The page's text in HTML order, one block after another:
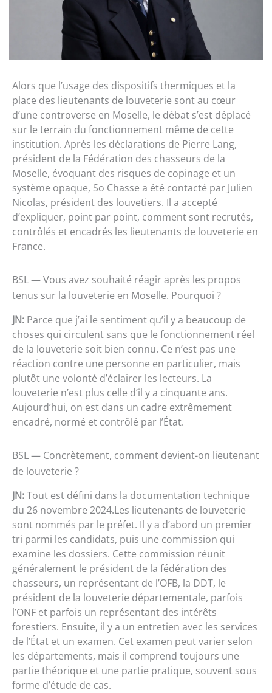
Alors que l’usage des dispositifs thermiques et la
place des lieutenants de louveterie sont au cœur
d’une controverse en Moselle, le débat s’est déplacé
sur le terrain du fonctionnement même de cette
institution. Après les déclarations de Pierre Lang,
président de la Fédération des chasseurs de la
Moselle, évoquant des risques de copinage et un
système opaque, So Chasse a été contacté par Julien
Nicolas, président des louvetiers. Il a accepté
d’expliquer, point par point, comment sont recrutés,
contrôlés et encadrés les lieutenants de louveterie en
France.
BSL — Vous avez souhaité réagir après les propos
tenus sur la louveterie en Moselle. Pourquoi ?
JN: Parce que j’ai le sentiment qu’il y a beaucoup de
choses qui circulent sans que le fonctionnement réel
de la louveterie soit bien connu. Ce n’est pas une
réaction contre une personne en particulier, mais
plutôt une volonté d’éclairer les lecteurs. La
louveterie n’est plus celle d’il y a cinquante ans.
Aujourd’hui, on est dans un cadre extrêmement
encadré, normé et contrôlé par l’État.
BSL — Concrètement, comment devient-on lieutenant
de louveterie ?
JN:Tout est défini dans la documentation technique
du 26 novembre 2024.Les lieutenants de louveterie
sont nommés par le préfet. Il y a d’abord un premier
tri parmi les candidats, puis une commission qui
examine les dossiers. Cette commission réunit
généralement le président de la fédération des
chasseurs, un représentant de l’OFB, la DDT, le
président de la louveterie départementale, parfois
l’ONF et parfois un représentant des intérêts
forestiers. Ensuite, il y a un entretien avec les services
de l’État et un examen. Cet examen peut varier selon
les départements, mais il comprend toujours une
partie théorique et une partie pratique, souvent sous
forme d’étude de cas.